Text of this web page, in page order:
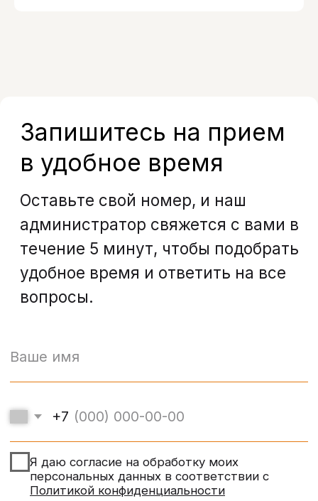
Отзывы
Контакты
Вакансии
Услуги
О клинике
Акции
Политика обработки персональных
данных
Меню